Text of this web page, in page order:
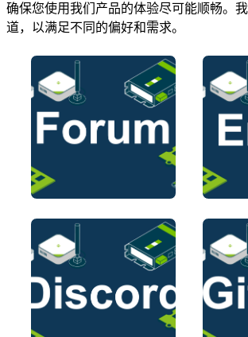
确保您使用我们产品的体验尽可能顺畅。
道，以满足不同的偏好和需求。